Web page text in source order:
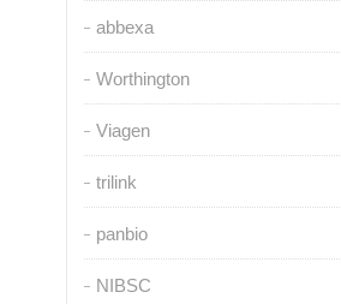
abbexa
Worthington
Viagen
trilink
panbio
NIBSC